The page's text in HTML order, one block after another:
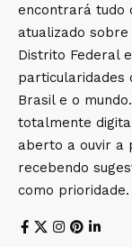
encontrará tudo
atualizado
Distrito Federal
particularidades
Brasil e o
totalmente
aberto a ouvir a
recebendo
como prioridade.